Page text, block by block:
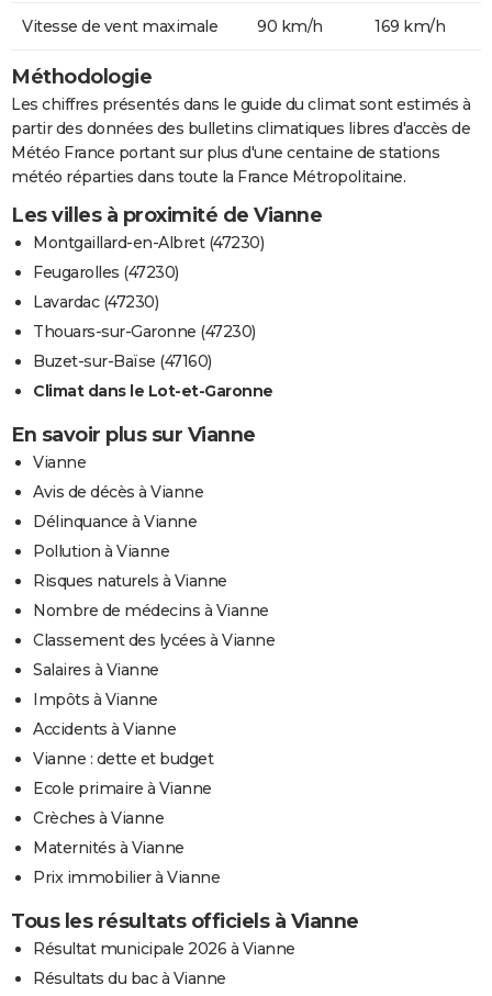
Vitesse de vent maximale 90 km/h 169 km/h
Méthodologie
Les chiffres présentés dans le guide du climat sont estimés à
partir des données des bulletins climatiques libres d'accès de
Météo France portant sur plus d'une centaine de stations
météo réparties dans toute la France Métropolitaine.
Les villes à proximité de Vianne
Montgaillard-en-Albret (47230)
Feugarolles (47230)
Lavardac (47230)
Thouars-sur-Garonne (47230)
Buzet-sur-Baïse (47160)
Climat dans le Lot-et-Garonne
En savoir plus sur Vianne
Vianne
Avis de décès à Vianne
Délinquance à Vianne
Pollution à Vianne
Risques naturels à Vianne
Nombre de médecins à Vianne
Classement des lycées à Vianne
Salaires à Vianne
Impôts à Vianne
Accidents à Vianne
Vianne : dette et budget
Ecole primaire à Vianne
Crèches à Vianne
Maternités à Vianne
Prix immobilier à Vianne
Tous les résultats officiels à Vianne
Résultat municipale 2026 à Vianne
Résultats du bac à Vianne